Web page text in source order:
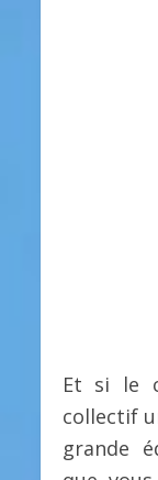
Et si le
collectif
grande